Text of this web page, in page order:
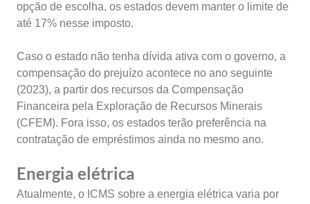
opção de escolha, os estados devem manter o limite de
até 17% nesse imposto.
Caso o estado não tenha dívida ativa com o governo, a
compensação do prejuízo acontece no ano seguinte
(2023), a partir dos recursos da Compensação
Financeira pela Exploração de Recursos Minerais
(CFEM). Fora isso, os estados terão preferência na
contratação de empréstimos ainda no mesmo ano.
Energia elétrica
Atualmente, o ICMS sobre a energia elétrica varia por